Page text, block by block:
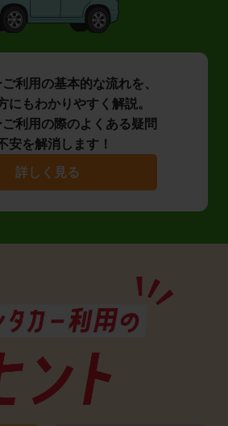
利用の基本的な流れを、
にもわかりやすく解説。
ご利用の際のよくある疑問
安を解消します！
詳しく見る